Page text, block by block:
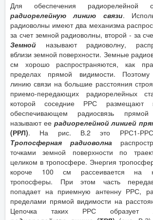
Для обеспечения радиорелейной
радиорелейную линию связи.
радиоволны имеют два механизма
за счет земной радиоволны, второй - за
Земной называют радиоволну,
вблизи земной поверхности. Земные
см хорошо распространяются, как
пределах прямой видимости. Поэтому
линию связи на большие расстояния
приемо-передающих радиорелейных
которой соседние РРС размещают
обеспечивающем радиосвязь
называют ее радиорелейной линией
(РРЛ). На рис. В.2 это РРС1-
Тропосферная радиоволна
точками земной поверхности по
целиком в тропосфере. Энергия
короче 100 см рассеивается на
тропосферы. При этом часть
попадает на приемную антенну РРС,
пределами прямой видимости на
Цепочка таких РРС образует